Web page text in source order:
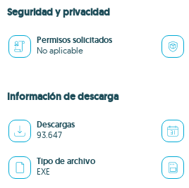
Seguridad y privacidad
Permisos solicitados
No aplicable
Información de descarga
Descargas
93.647
Tipo de archivo
EXE